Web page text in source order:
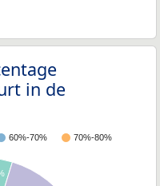
in de
60%-70%
70%-80%